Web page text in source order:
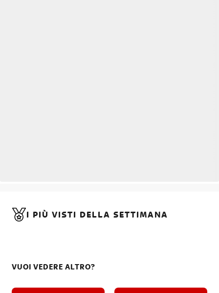
I PIÙ VISTI DELLA SETTIMANA
VUOI VEDERE ALTRO?